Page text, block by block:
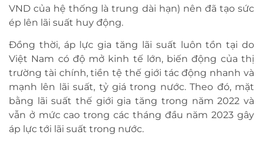
VND của hệ thống là trung dài hạn) nên đã tạo sức
ép lên lãi suất huy động.
Đồng thời, áp lực gia tăng lãi suất luôn tồn tại do
Việt Nam có độ mở kinh tế lớn, biến động của thị
trường tài chính, tiền tệ thế giới tác động nhanh và
mạnh lên lãi suất, tỷ giá trong nước. Theo đó, mặt
bằng lãi suất thế giới gia tăng trong năm 2022 và
vẫn ở mức cao trong các tháng đầu năm 2023 gây
áp lực tới lãi suất trong nước.